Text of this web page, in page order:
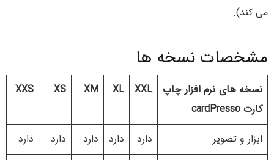
می کند).
مشخصات نسخه ها
نسخه های نرم افزار چاپ
کارت cardPresso
XXL
XL
XM
XS
XXS
ابزار و تصویر دارد دارد دارد دارد
دارد